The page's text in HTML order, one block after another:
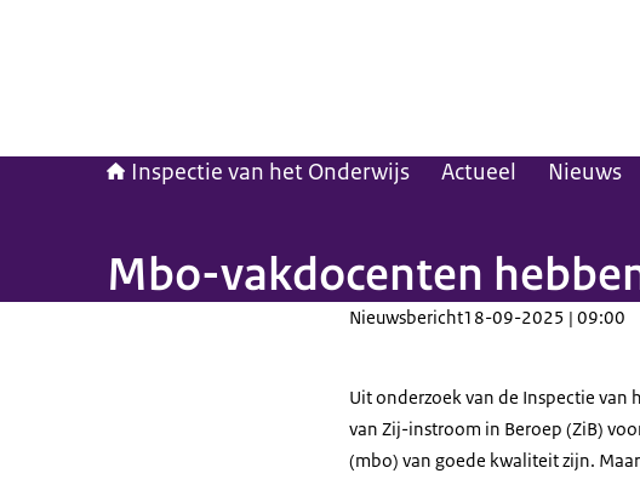
Inspectie van het Onderwijs Actueel Nieuws
Mbo-vakdocenten
Nieuwsbericht18-09-2025 | 09:00
Uit onderzoek van de Inspectie van
van Zij-instroom in Beroep (ZiB)
(mbo) van goede kwaliteit zijn.